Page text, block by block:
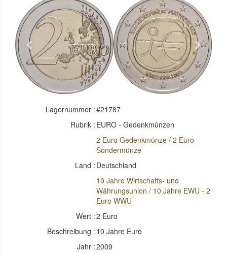
Previous Next
Lagernummer :#21787
Rubrik : EURO - Gedenkmünzen
2 Euro Gedenkmünze / 2 Euro
Sondermünze
Land : Deutschland
10 Jahre Wirtschafts- und
Währungsunion / 10 Jahre EWU - 2
Euro WWU
Wert :2 Euro
Beschreibung : 10 Jahre Euro
Jahr :2009